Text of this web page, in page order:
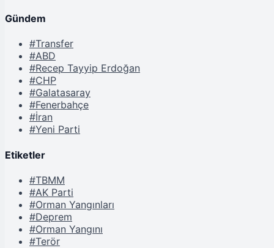
Gündem
#Transfer
#ABD
#Recep Tayyip Erdoğan
#CHP
#Galatasaray
#Fenerbahçe
#İran
#Yeni Parti
Etiketler
#TBMM
#AK Parti
#Orman Yangınları
#Deprem
#Orman Yangını
#Terör